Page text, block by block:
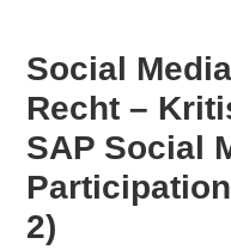
Social
Recht –
SAP Social
2)